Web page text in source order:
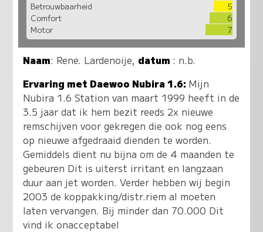
Betrouwbaarheid
5
Comfort
6
Motor
7
Naam: Rene. Lardenoije, datum : n.b.
Ervaring met Daewoo Nubira 1.6: Mijn
Nubira 1.6 Station van maart 1999 heeft in de
3.5 jaar dat ik hem bezit reeds 2x nieuwe
remschijven voor gekregen die ook nog eens
op nieuwe afgedraaid dienden te worden.
Gemiddels dient nu bijna om de 4 maanden te
gebeuren Dit is uiterst irritant en langzaan
duur aan jet worden. Verder hebben wij begin
2003 de koppakking/distr.riem al moeten
laten vervangen. Bij minder dan 70.000 Dit
vind ik onacceptabel